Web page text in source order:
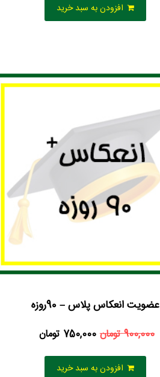
افزودن به سبد خرید
عضویت انعکاس پلاس – 90روزه
900,000تومان 750,000 تومان
افزودن به سبد خرید